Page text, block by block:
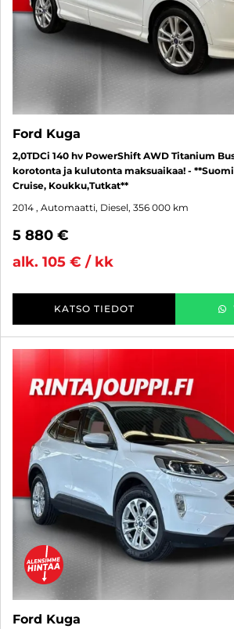
Ford Kuga
2,0TDCi 140 hv PowerShift AWD Titanium
korotonta ja kulutonta maksuaikaa! -
Cruise, Koukku,Tutkat**
2014 , Automaatti, Diesel, 356 000 km
5 880 €
alk. 105 € / kk
KATSO TIEDOT
Ford Kuga